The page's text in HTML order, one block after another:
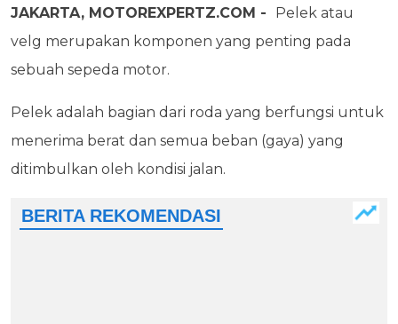
JAKARTA, MOTOREXPERTZ.COM - Pelek atau
velg merupakan komponen yang penting pada
sebuah sepeda motor.
Pelek adalah bagian dari roda yang berfungsi untuk
menerima berat dan semua beban (gaya) yang
ditimbulkan oleh kondisi jalan.